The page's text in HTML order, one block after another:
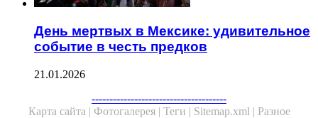
День мертвых в Мексике: удивительное
событие в честь предков
21.01.2026
--------------------------------------
Карта сайта | Фотогалерея | Теги | Sitemap.xml | Разное